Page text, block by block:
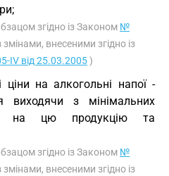
згідно із Законом №
змінами, внесеними згідно із
IV від 25.03.2005)
ціни на алкогольні напої -
виходячи з мінімальних
на цю продукцію та
згідно із Законом №
змінами, внесеними згідно із